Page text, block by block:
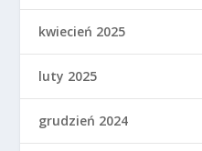
kwiecień 2025
luty 2025
grudzień 2024